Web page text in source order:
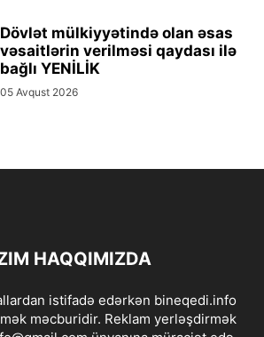
Dövlət mülkiyyətində olan əsas
vəsaitlərin verilməsi qaydası ilə
bağlı YENİLİK
05 Avqust 2026
HAQQIMIZDA
istifadə edərkən bineqedi.info
məcburidir. Reklam yerləşdirmək